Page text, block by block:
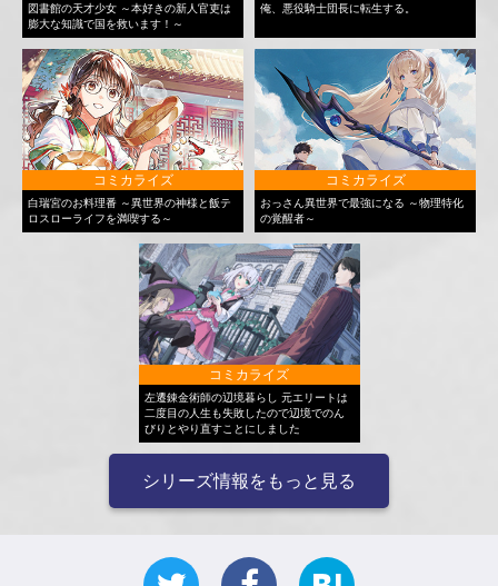
図書館の天才少女 ～本好きの新人官吏は
膨大な知識で国を救います！～
俺、悪役騎士団長に転生する。
コミカライズ
白瑞宮のお料理番 ～異世界の神様と飯テ
ロスローライフを満喫する～
コミカライズ
おっさん異世界で最強になる ～物理特化
の覚醒者～
コミカライズ
左遷錬金術師の辺境暮らし 元エリートは
二度目の人生も失敗したので辺境でのん
びりとやり直すことにしました
シリーズ情報をもっと見る